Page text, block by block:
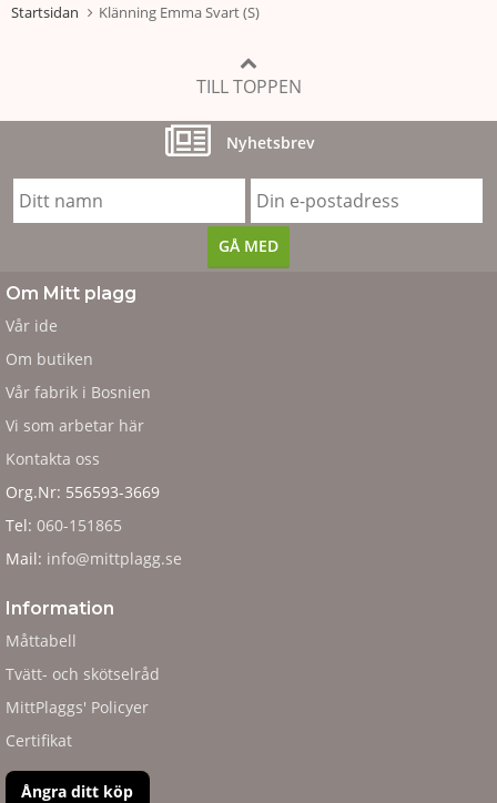
Startsidan Klänning Emma Svart (S)
TILL TOPPEN
Nyhetsbrev
Om Mitt plagg
Vår ide
Om butiken
Vår fabrik i Bosnien
Vi som arbetar här
Kontakta oss
Org.Nr: 556593-3669
Tel: 060-151865
Mail: info@mittplagg.se
Information
Måttabell
Tvätt- och skötselråd
MittPlaggs' Policyer
Certifikat
Ångra ditt köp